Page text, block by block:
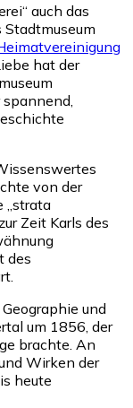
auch das
Stadtmuseum
hat der
von der
„strata
Zeit Karls des
des
und
um 1856, der
brachte. An
Wirken der
heute